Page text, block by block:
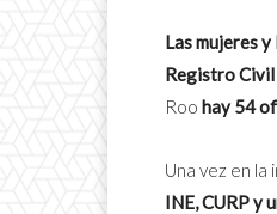
Las mujeres
Registro Civil
Roo hay 54
Una vez en la
INE, CURP y